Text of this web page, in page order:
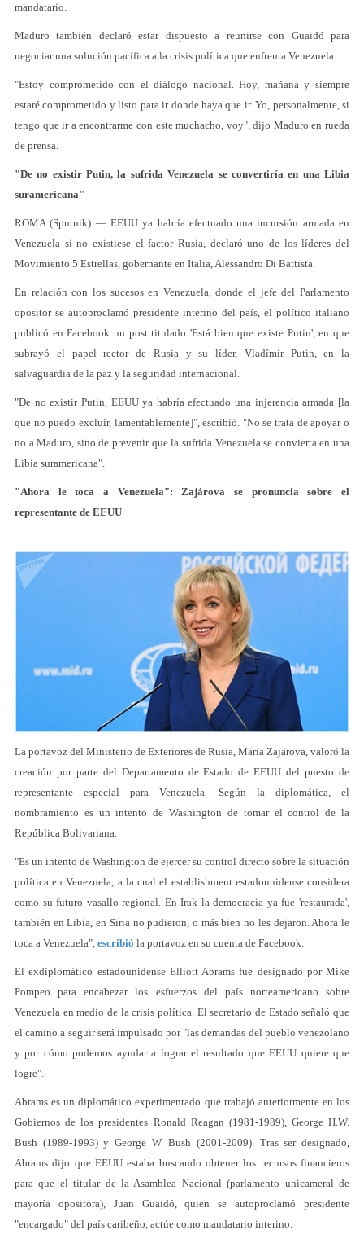
mandatario.
Maduro también declaró estar dispuesto a reunirse con Guaidó para
negociar una solución pacífica a la crisis política que enfrenta Venezuela.
"Estoy comprometido con el diálogo nacional. Hoy, mañana y siempre
estaré comprometido y listo para ir donde haya que ir. Yo, personalmente, si
tengo que ir a encontrarme con este muchacho, voy", dijo Maduro en rueda
de prensa.
"De no existir Putin, la sufrida Venezuela se convertiría en una Libia
suramericana"
ROMA (Sputnik) — EEUU ya habría efectuado una incursión armada en
Venezuela si no existiese el factor Rusia, declaró uno de los líderes del
Movimiento 5 Estrellas, gobernante en Italia, Alessandro Di Battista.
En relación con los sucesos en Venezuela, donde el jefe del Parlamento
opositor se autoproclamó presidente interino del país, el político italiano
publicó en Facebook un post titulado 'Está bien que existe Putin', en que
subrayó el papel rector de Rusia y su líder, Vladímir Putin, en la
salvaguardia de la paz y la seguridad internacional.
"De no existir Putin, EEUU ya habría efectuado una injerencia armada [la
que no puedo excluir, lamentablemente]", escribió. "No se trata de apoyar o
no a Maduro, sino de prevenir que la sufrida Venezuela se convierta en una
Libia suramericana".
"Ahora le toca a Venezuela": Zajárova se pronuncia sobre el
representante de EEUU
La portavoz del Ministerio de Exteriores de Rusia, María Zajárova, valoró la
creación por parte del Departamento de Estado de EEUU del puesto de
representante especial para Venezuela. Según la diplomática, el
nombramiento es un intento de Washington de tomar el control de la
República Bolivariana.
"Es un intento de Washington de ejercer su control directo sobre la situación
política en Venezuela, a la cual el establishment estadounidense considera
como su futuro vasallo regional. En Irak la democracia ya fue 'restaurada',
también en Libia, en Siria no pudieron, o más bien no les dejaron. Ahora le
toca a Venezuela", escribió la portavoz en su cuenta de Facebook.
El exdiplomático estadounidense Elliott Abrams fue designado por Mike
Pompeo para encabezar los esfuerzos del país norteamericano sobre
Venezuela en medio de la crisis política. El secretario de Estado señaló que
el camino a seguir será impulsado por "las demandas del pueblo venezolano
y por cómo podemos ayudar a lograr el resultado que EEUU quiere que
logre".
Abrams es un diplomático experimentado que trabajó anteriormente en los
Gobiernos de los presidentes Ronald Reagan (1981-1989), George H.W.
Bush (1989-1993) y George W. Bush (2001-2009). Tras ser designado,
Abrams dijo que EEUU estaba buscando obtener los recursos financieros
para que el titular de la Asamblea Nacional (parlamento unicameral de
mayoría opositora), Juan Guaidó, quien se autoproclamó presidente
"encargado" del país caribeño, actúe como mandatario interino.